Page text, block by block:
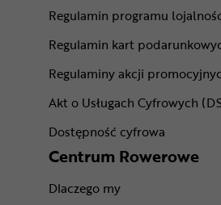
Regulamin programu
Regulamin kart
Regulaminy akcji
Akt o Usługach Cyfrowych
Dostępność cyfrowa
Centrum Rowerowe
Dlaczego my